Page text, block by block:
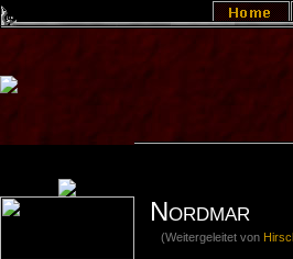
Nordmar
(Weitergeleitet von